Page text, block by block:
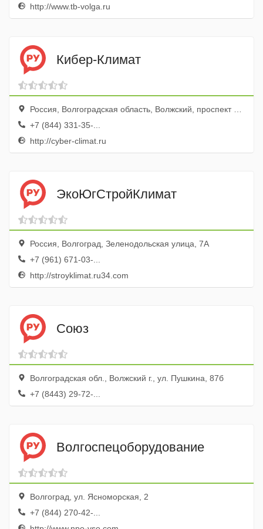
http://www.tb-volga.ru
Кибер-Климат
Россия, Волгоградская область, Волжский, проспект Ленина, 44
+7 (844) 331-35-...
http://cyber-climat.ru
ЭкоЮгСтройКлимат
Россия, Волгоград, Зеленодольская улица, 7А
+7 (961) 671-03-...
http://stroyklimat.ru34.com
Союз
Волгоградская обл., Волжский г., ул. Пушкина, 87б
+7 (8443) 29-72-...
Волгоспецоборудование
Волгоград, ул. Ясноморская, 2
+7 (844) 270-42-...